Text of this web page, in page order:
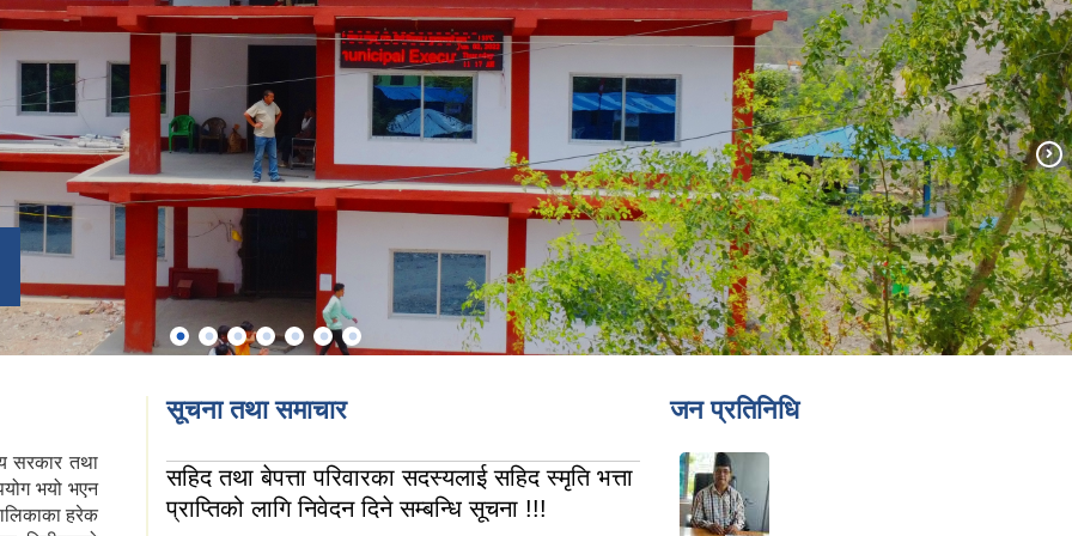
तथा
भयो भएन
हरेक
सूचना तथा समाचार
सहिद तथा बेपत्ता परिवारका सदस्यलाई सहिद स्मृति भत्ता
प्राप्तिको लागि निवेदन दिने सम्बन्धि सूचना !!!
जन प्रतिनिधि